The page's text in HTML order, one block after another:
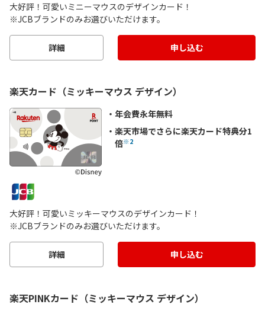
大好評！可愛いミニーマウスのデザインカード！
※JCBブランドのみお選びいただけます。
詳細 申し込む
楽天カード（ミッキーマウス デザイン）
年会費永年無料
楽天市場でさらに楽天カード特典分1
倍※2
大好評！可愛いミッキーマウスのデザインカード！
※JCBブランドのみお選びいただけます。
詳細 申し込む
楽天PINKカード（ミッキーマウス デザイン）